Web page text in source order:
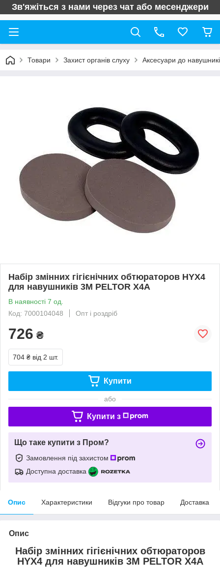
Зв'яжіться з нами через чат або месенджери
Товари Захист органів слуху Аксесуари до
Набір змінних гігієнічних обтюраторов HYX4
для навушників 3М PELTOR X4A
В наявності 7 од.
Код: 7000104048
Опт і роздріб
726 ₴
704 ₴ від 2 шт.
Купити
або
Купити з
Що таке купити з Пром?
Замовлення під захистом
Доступна доставка
Опис Характеристики Відгуки про товар Доставка
Опис
Набір змінних гігієнічних обтюраторов
HYX4 для навушників 3М PELTOR X4A